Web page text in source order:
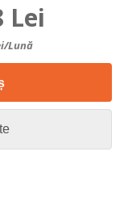
Lei
lună